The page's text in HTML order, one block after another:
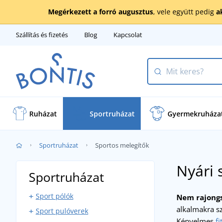
Megérkezett a forró augusztus, vele együtt pedig
Szállítás és fizetés Blog Kapcsolat
Ruházat Sportruházat
Sportruházat Sportos melegítők
Nyári
Nem
alkalmakra
Sportruházat
Sport pólók
Sport atléták
Sport pulóverek